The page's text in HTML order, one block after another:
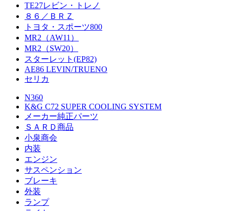
TE27レビン・トレノ
８６／ＢＲＺ
トヨタ・スポーツ800
MR2（AW11）
MR2（SW20）
スターレット(EP82)
AE86 LEVIN/TRUENO
セリカ
N360
K&G C72 SUPER COOLING SYSTEM
メーカー純正パーツ
ＳＡＲＤ商品
小泉商会
内装
エンジン
サスペンション
ブレーキ
外装
ランプ